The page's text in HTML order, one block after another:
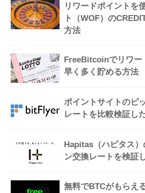
リワードポイントを
ト（WOF）の
方法
FreeBitcoinでリワー
早く多く貯める方法
ポイントサイトのビ
レートを比較検証し
Hapitas（ハピタス）
ン交換レートを検証
無料でBTCがもらえ